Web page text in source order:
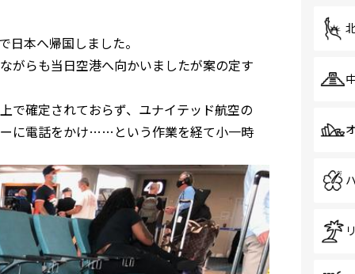
本へ帰国しました。
がらも当日空港へ向かいましたが案の定す
で確定されておらず、ユナイテッド航空の
に電話をかけ……という作業を経て小一時